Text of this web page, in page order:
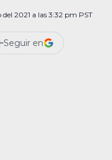
junto a un SSD.
en los HDD y
2021 a las 3:32 pm PST
Seguir en